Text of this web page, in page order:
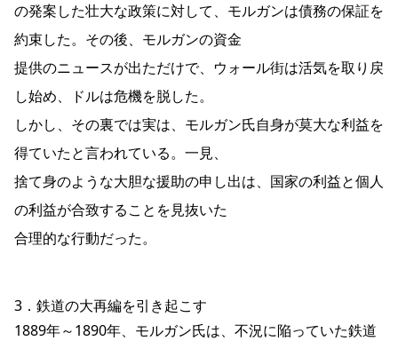
の発案した壮大な政策に対して、モルガンは債務の保証を
約束した。その後、モルガンの資金
提供のニュースが出ただけで、ウォール街は活気を取り戻
し始め、ドルは危機を脱した。
しかし、その裏では実は、モルガン氏自身が莫大な利益を
得ていたと言われている。一見、
捨て身のような大胆な援助の申し出は、国家の利益と個人
の利益が合致することを見抜いた
合理的な行動だった。
3．鉄道の大再編を引き起こす
1889年～1890年、モルガン氏は、不況に陥っていた鉄道